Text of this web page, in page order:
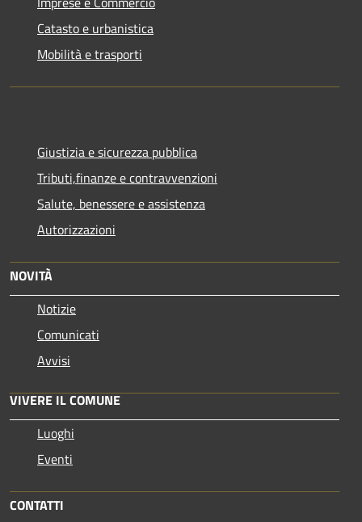
Catasto e urbanistica
Mobilità e trasporti
Giustizia e sicurezza pubblica
Tributi,finanze e contravvenzioni
Salute, benessere e assistenza
Autorizzazioni
NOVITÀ
Notizie
Comunicati
Avvisi
VIVERE IL COMUNE
Luoghi
Eventi
CONTATTI